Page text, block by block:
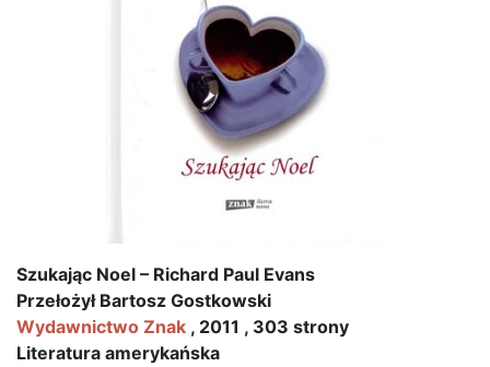
Szukając Noel – Richard Paul Evans
Przełożył Bartosz Gostkowski
Wydawnictwo Znak , 2011 , 303 strony
Literatura amerykańska